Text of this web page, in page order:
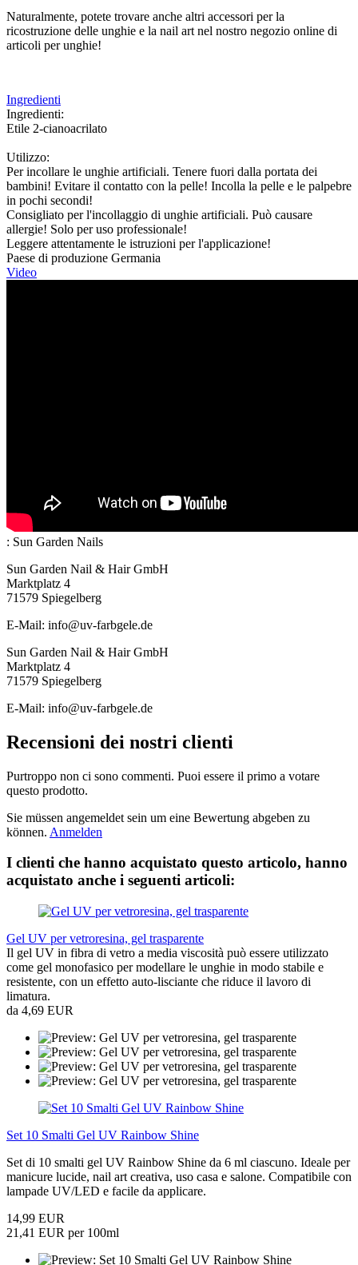
Naturalmente, potete trovare anche altri accessori per la
ricostruzione delle unghie e la nail art nel nostro negozio online di
articoli per unghie!
Ingredienti
Ingredienti:
Etile 2-cianoacrilato
Utilizzo:
Per incollare le unghie artificiali. Tenere fuori dalla portata dei
bambini! Evitare il contatto con la pelle! Incolla la pelle e le palpebre
in pochi secondi!
Consigliato per l'incollaggio di unghie artificiali. Può causare
allergie! Solo per uso professionale!
Leggere attentamente le istruzioni per l'applicazione!
Paese di produzione Germania
Video
: Sun Garden Nails
Sun Garden Nail & Hair GmbH
Marktplatz 4
71579 Spiegelberg
E-Mail: info@uv-farbgele.de
Sun Garden Nail & Hair GmbH
Marktplatz 4
71579 Spiegelberg
E-Mail: info@uv-farbgele.de
Recensioni dei nostri clienti
Purtroppo non ci sono commenti. Puoi essere il primo a votare
questo prodotto.
Sie müssen angemeldet sein um eine Bewertung abgeben zu
können. Anmelden
I clienti che hanno acquistato questo articolo, hanno
acquistato anche i seguenti articoli:
Gel UV per vetroresina, gel trasparente
Il gel UV in fibra di vetro a media viscosità può essere utilizzato
come gel monofasico per modellare le unghie in modo stabile e
resistente, con un effetto auto-lisciante che riduce il lavoro di
limatura.
da 4,69 EUR
Set 10 Smalti Gel UV Rainbow Shine
Set di 10 smalti gel UV Rainbow Shine da 6 ml ciascuno. Ideale per
manicure lucide, nail art creativa, uso casa e salone. Compatibile con
lampade UV/LED e facile da applicare.
14,99 EUR
21,41 EUR per 100ml